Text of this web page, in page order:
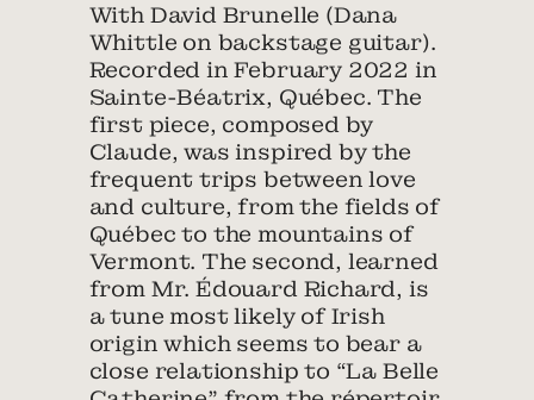
With David Brunelle (Dana
Whittle on backstage guitar).
Recorded in February 2022 in
Sainte-Béatrix, Québec. The
first piece, composed by
Claude, was inspired by the
frequent trips between love
and culture, from the fields of
Québec to the mountains of
Vermont. The second, learned
from Mr. Édouard Richard, is
a tune most likely of Irish
origin which seems to bear a
close relationship to “La Belle